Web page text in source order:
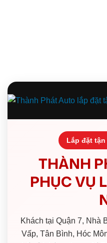
Lắp đặt tận
THÀNH
PHỤC VỤ
Khách tại Quận 7, Nhà
Vấp, Tân Bình, Hóc